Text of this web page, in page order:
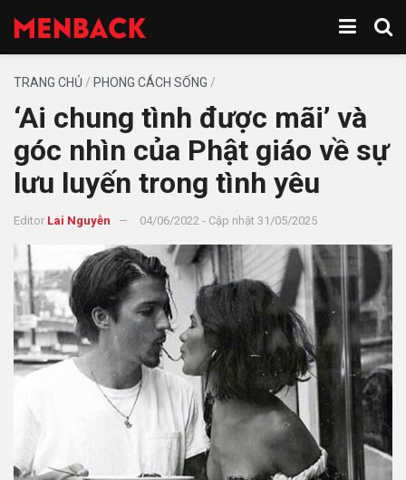
TRANG CHỦ / PHONG CÁCH SỐNG /
‘Ai chung tình được mãi’ và
góc nhìn của Phật giáo về sự
lưu luyến trong tình yêu
Editor Lai Nguyễn 04/06/2022 - Cập nhật 31/05/2025